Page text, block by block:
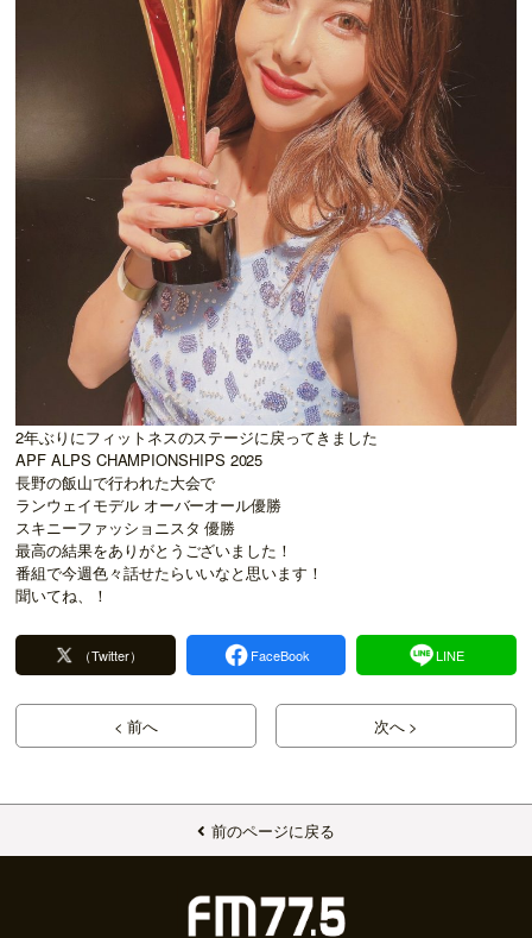
2年ぶりにフィットネスのステージに戻ってきました
APF ALPS CHAMPIONSHIPS 2025
長野の飯山で行われた大会で
ランウェイモデル オーバーオール優勝
スキニーファッショニスタ 優勝
最高の結果をありがとうございました！
番組で今週色々話せたらいいなと思います！
聞いてね、！
（Twitter） FaceBook LINE
< 前へ 次へ >
前のページに戻る